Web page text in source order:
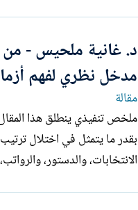
د. غانية ملحيس - من
مدخل نظري لفهم
مقالة
ملخص تنفيذي
بقدر ما يتمثل في اختلال
الانتخابات، والدستور،